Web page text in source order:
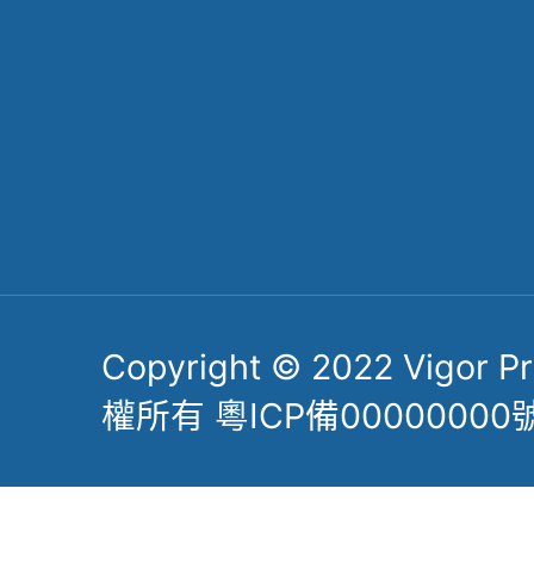
Copyright © 2022 Vigor
權所有 粵ICP備00000000